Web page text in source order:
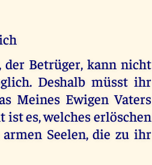
der Betrüger, kann nicht
Deshalb müsst ihr
Meines Ewigen Vaters
es, welches erlöschen
Seelen, die zu ihr